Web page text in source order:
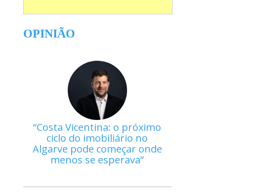
OPINIÃO
Costa Vicentina: o próximo
ciclo do imobiliário no
Algarve pode começar onde
menos se esperava